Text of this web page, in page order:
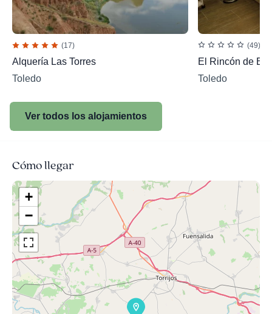
(17)
Alquería Las Torres
Toledo
(49)
El Rincón de
Toledo
Ver todos los alojamientos
Cómo llegar
+
−